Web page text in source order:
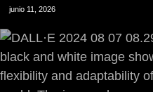
junio 11, 2026